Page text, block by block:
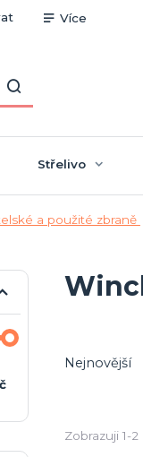
Více
Střelivo
a použité zbraně
Nejnovější
Zobrazuji 1-2